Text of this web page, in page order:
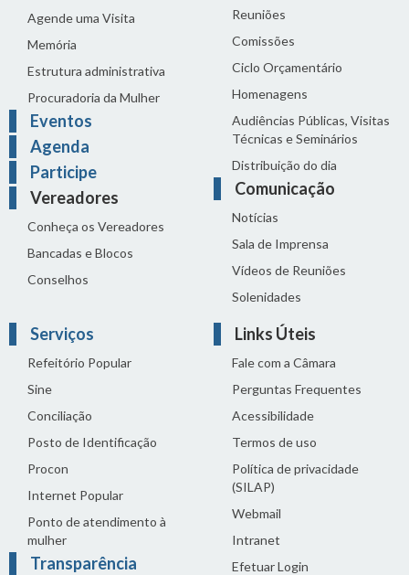
Agende uma Visita
Memória
Estrutura administrativa
Procuradoria da Mulher
Eventos
Agenda
Participe
Vereadores
Conheça os Vereadores
Bancadas e Blocos
Conselhos
Reuniões
Comissões
Ciclo Orçamentário
Homenagens
Audiências Públicas, Visitas
Técnicas e Seminários
Distribuição do dia
Comunicação
Notícias
Sala de Imprensa
Vídeos de Reuniões
Solenidades
Serviços
Refeitório Popular
Sine
Conciliação
Posto de Identificação
Procon
Internet Popular
Ponto de atendimento à
mulher
Transparência
Links Úteis
Fale com a Câmara
Perguntas Frequentes
Acessibilidade
Termos de uso
Política de privacidade
(SILAP)
Webmail
Intranet
Efetuar Login